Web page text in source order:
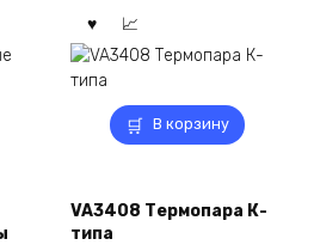
В корзину
VA3408 Термопара К-
типа